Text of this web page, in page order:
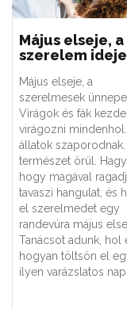
Május elseje, a
szerelem ideje
Május elseje, a
szerelmesek
Virágok és fák
virágozni
állatok szaporodnak.
természet örül.
hogy magával
tavaszi hangulat, és
el szerelmedet egy
randevúra május
Tanácsot adunk, hol
hogyan töltsön el
ilyen varázslatos